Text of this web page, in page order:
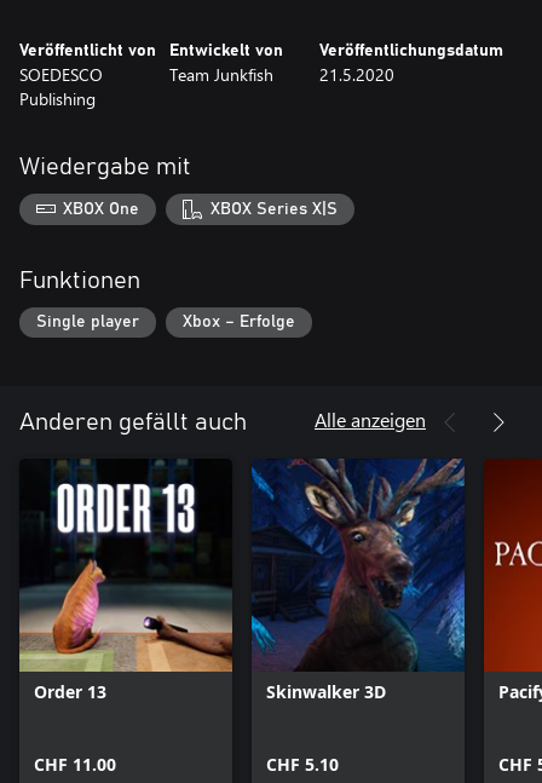
Veröffentlicht von
SOEDESCO
Publishing
Entwickelt von
Team Junkfish
Veröffentlichungsdatum
21.5.2020
Wiedergabe mit
XBOX One XBOX Series X|S
Funktionen
Single player Xbox – Erfolge
Anderen gefällt auch Alle anzeigen
Order 13
CHF 11.00
Skinwalker 3D
CHF 5.10 CHF